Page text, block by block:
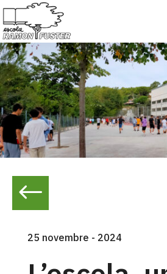
#
25 novembre - 2024